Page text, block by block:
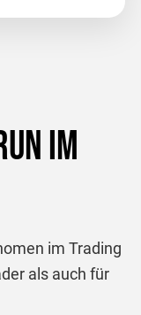
im
im Trading
als auch für